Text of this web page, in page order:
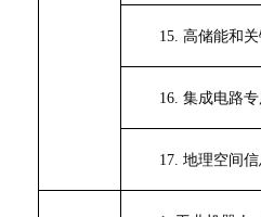
15. 高储能和
16. 集成电路
17. 地理空间